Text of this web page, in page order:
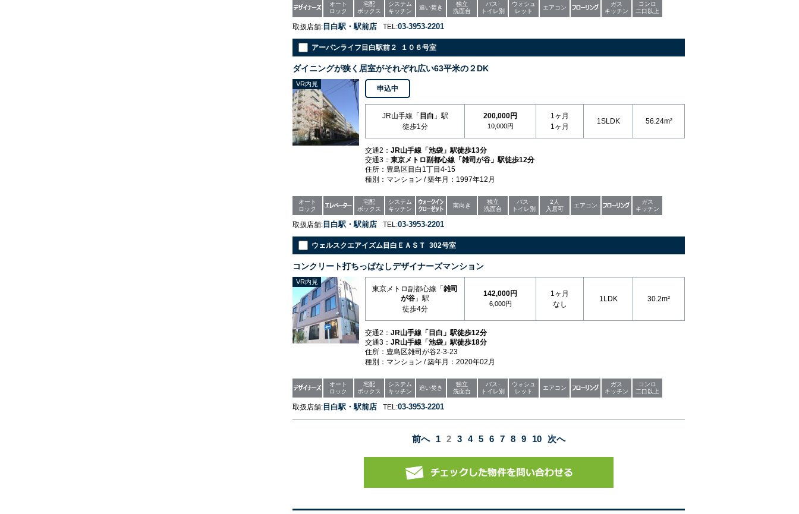
オート
ロック
宅配
ボックス
システム
キッチン
追い焚き
独立
洗面台
バス･
トイレ別
ウォシュ
レット
エアコン
ガス
キッチン
コンロ
二口以上
取扱店舗: 目白駅・駅前店 TEL:03-3953-2201
アーバンライフ目白駅前２ １０６号室
ダイニングが狭く居室がそれぞれ広い63平米の２DK
VR内見
申込中
JR山手線「 目白 」駅
徒歩1分
200,000円
10,000円
1ヶ月
1ヶ月
1SLDK 56.24m²
交通2： JR山手線「池袋」駅徒歩13分
交通3： 東京メトロ副都心線「雑司が谷」駅徒歩12分
住所：豊島区目白1丁目4-15
種別：マンション / 築年月：1997年12月
オート
ロック
宅配
ボックス
システム
キッチン
南向き
独立
洗面台
バス･
トイレ別
2人
入居可
エアコン
ガス
キッチン
取扱店舗: 目白駅・駅前店 TEL:03-3953-2201
ウェルスクエアイズム目白ＥＡＳＴ 302号室
コンクリート打ちっぱなしデザイナーズマンション
VR内見
東京メトロ副都心線「 雑司
が谷 」駅
徒歩4分
142,000円
6,000円
1ヶ月
なし
1LDK 30.2m²
交通2： JR山手線「目白」駅徒歩12分
交通3： JR山手線「池袋」駅徒歩18分
住所：豊島区雑司が谷2-3-23
種別：マンション / 築年月：2020年02月
オート
ロック
宅配
ボックス
システム
キッチン
追い焚き
独立
洗面台
バス･
トイレ別
ウォシュ
レット
エアコン
ガス
キッチン
コンロ
二口以上
取扱店舗: 目白駅・駅前店 TEL:03-3953-2201
前へ 1 2 3 4 5 6 7 8 9 10 次へ